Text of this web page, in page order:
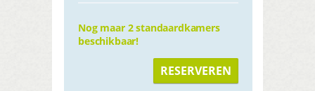
Nog maar 2 standaardkamers
beschikbaar!
RESERVEREN